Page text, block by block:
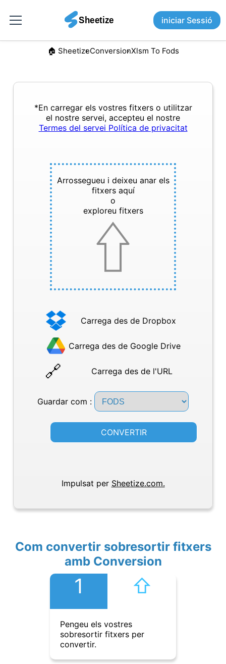
iniciar Sessió
🏠︎ SheetizeConversionXlsm To Fods
*En carregar els vostres fitxers o utilitzar
el nostre servei, accepteu el nostre
Termes del servei Política de privacitat
Arrossegueu i deixeu anar els
fitxers aquí
o
exploreu fitxers
Carrega des de Dropbox
Carrega des de Google Drive
Carrega des de l'URL
Guardar com :
CONVERTIR
Impulsat per Sheetize.com.
Com convertir sobresortir fitxers
amb Conversion
1 ⇧︎
Pengeu els vostres
sobresortir fitxers per
convertir.